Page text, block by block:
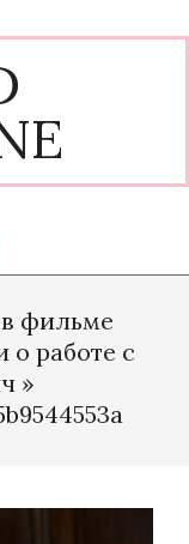
фильме
о работе с
»